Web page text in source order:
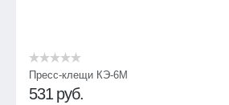
Пресс-клещи КЭ-6М
531 руб.